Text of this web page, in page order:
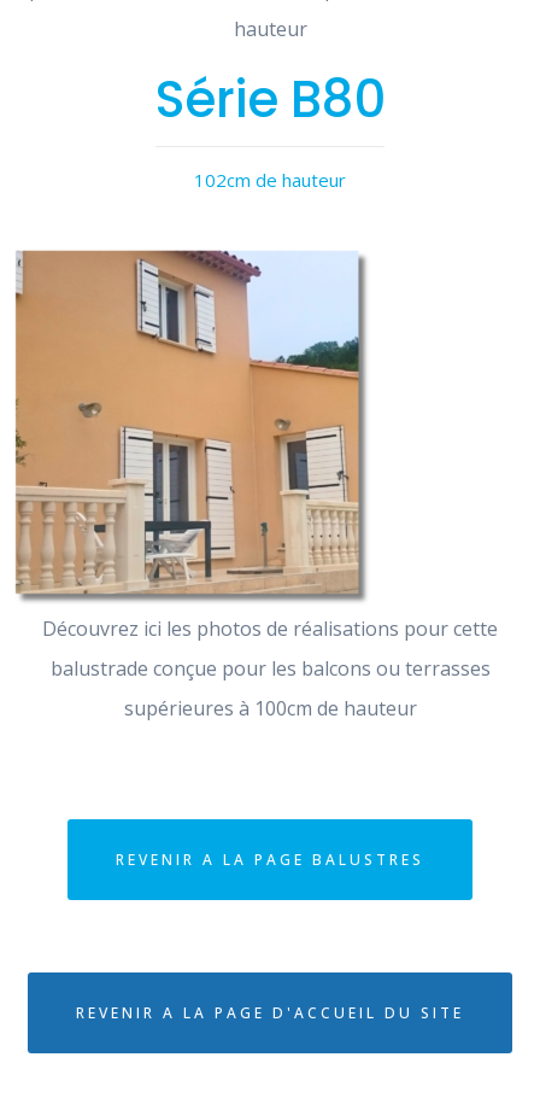
hauteur
Série B80
102cm de hauteur
Découvrez ici les photos de réalisations pour cette
balustrade conçue pour les balcons ou terrasses
supérieures à 100cm de hauteur
REVENIR A LA PAGE BALUSTRES
REVENIR A LA PAGE D'ACCUEIL DU SITE